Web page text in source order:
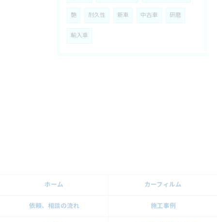
艶 耐久性 新車 中古車 研磨
輸入車
ホーム カーフィルム
依頼、相談の流れ 施工事例